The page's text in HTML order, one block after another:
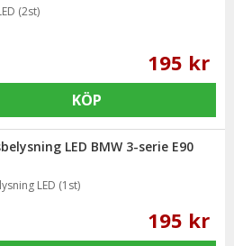
(2st)
195 kr
KÖP
LED BMW 3-serie E90
LED (1st)
195 kr